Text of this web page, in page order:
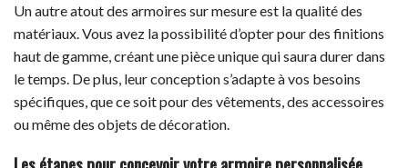
Un autre atout des armoires sur mesure est la qualité des
matériaux. Vous avez la possibilité d’opter pour des finitions
haut de gamme, créant une pièce unique qui saura durer dans
le temps. De plus, leur conception s’adapte à vos besoins
spécifiques, que ce soit pour des vêtements, des accessoires
ou même des objets de décoration.